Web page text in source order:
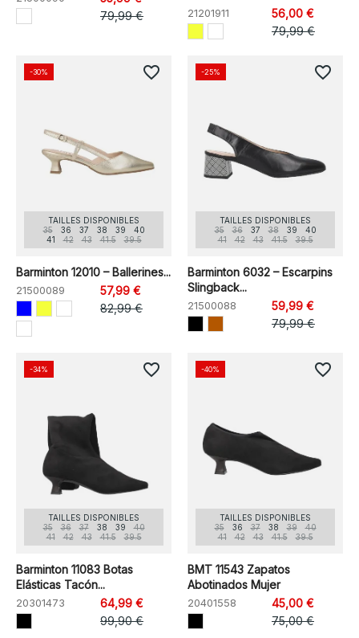
79,99 €
21201911
56,00 €
79,99 €
TAILLES DISPONIBLES
35
36 37 38 39
40
41
42 43 41.5 39.5
Barminton 12010 – Ballerines...
21500089
57,99 €
82,99 €
-30% favorite_border
TAILLES DISPONIBLES
35
36 37 38 39
40
41
42 43 41.5 39.5
Barminton 6032 – Escarpins
Slingback...
21500088
59,99 €
79,99 €
-25% favorite_border
TAILLES DISPONIBLES
35
36 37 38 39
40
41
42 43 41.5 39.5
Barminton 11083 Botas
Elásticas Tacón...
20301473
64,99 €
99,90 €
-34% favorite_border
TAILLES DISPONIBLES
35
36 37 38 39
40
41
42 43 41.5 39.5
BMT 11543 Zapatos
Abotinados Mujer
20401558
45,00 €
75,00 €
-40% favorite_border